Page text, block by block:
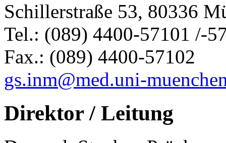
Schillerstraße 53, 80336
Tel.: (089) 4400-57101 /-
Fax.: (089) 4400-57102
gs.inm@med.uni-
Direktor / Leitung